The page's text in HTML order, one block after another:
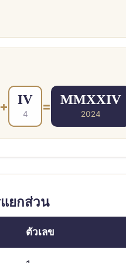
+ IV
4
= MMXXIV
2024
แยกส่วน
ตัวเลข